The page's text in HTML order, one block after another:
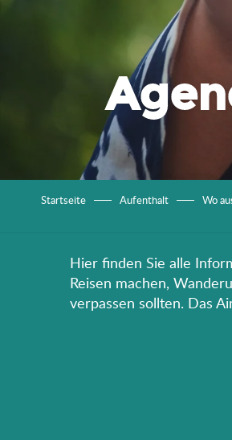
Startseite Aufenthalt Wo
Hier finden Sie alle
Reisen machen,
verpassen sollten. Das